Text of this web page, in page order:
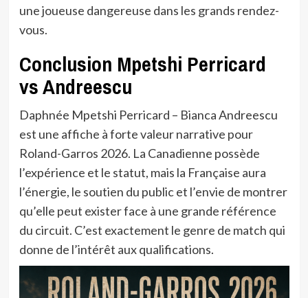
une joueuse dangereuse dans les grands rendez-
vous.
Conclusion Mpetshi Perricard
vs Andreescu
Daphnée Mpetshi Perricard – Bianca Andreescu
est une affiche à forte valeur narrative pour
Roland-Garros 2026. La Canadienne possède
l’expérience et le statut, mais la Française aura
l’énergie, le soutien du public et l’envie de montrer
qu’elle peut exister face à une grande référence
du circuit. C’est exactement le genre de match qui
donne de l’intérêt aux qualifications.